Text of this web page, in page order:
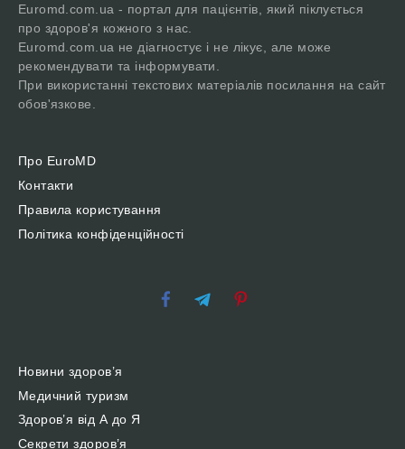
Euromd.com.ua - портал для пацієнтів, який піклується
про здоров'я кожного з нас.
Euromd.com.ua не діагностує і не лікує, але може
рекомендувати та інформувати.
При використанні текстових матеріалів посилання на сайт
обов'язкове.
Про EuroMD
Контакти
Правила користування
Політика конфіденційності
Новини здоров’я
Медичний туризм
Здоров’я від А до Я
Секрети здоров’я